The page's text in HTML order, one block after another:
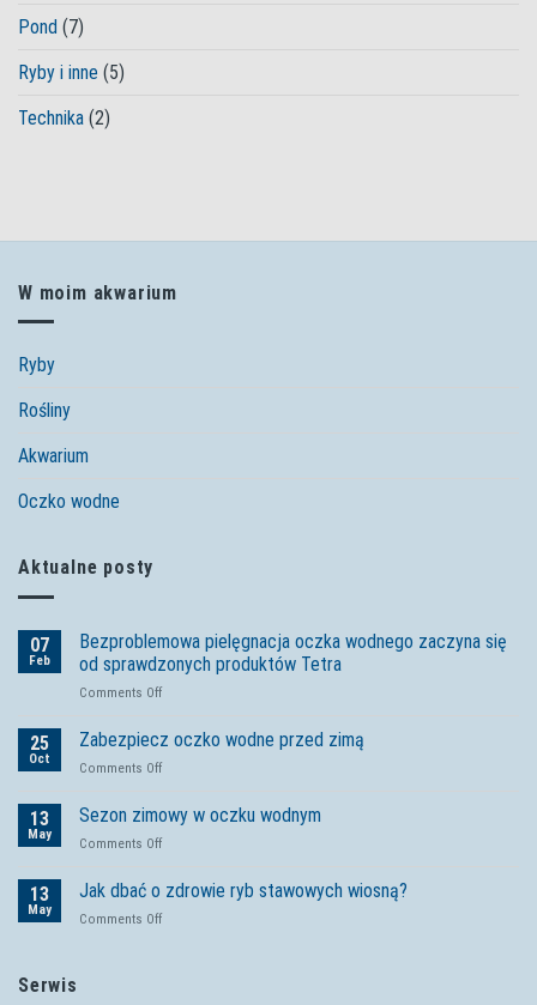
Pond (7)
Ryby i inne (5)
Technika (2)
W moim akwarium
Ryby
Rośliny
Akwarium
Oczko wodne
Aktualne posty
07
Feb
Bezproblemowa pielęgnacja oczka wodnego zaczyna się
od sprawdzonych produktów Tetra
Comments Offon
pielęgnacja
się
Tetra
25
Oct
Zabezpiecz oczko wodne przed zimą
Comments Offon
wodne
13
May
Sezon zimowy w oczku wodnym
Comments Offon
zimowy
13
May
Jak dbać o zdrowie ryb stawowych wiosną?
Comments Offon
Serwis